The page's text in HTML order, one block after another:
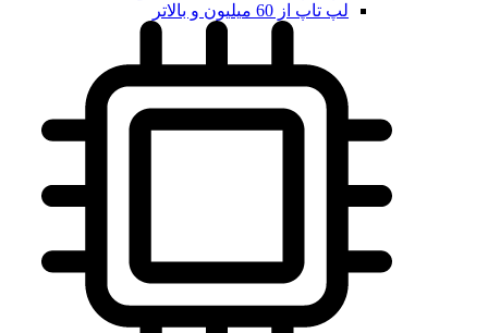
لپ تاپ از 60 میلیون و بالاتر